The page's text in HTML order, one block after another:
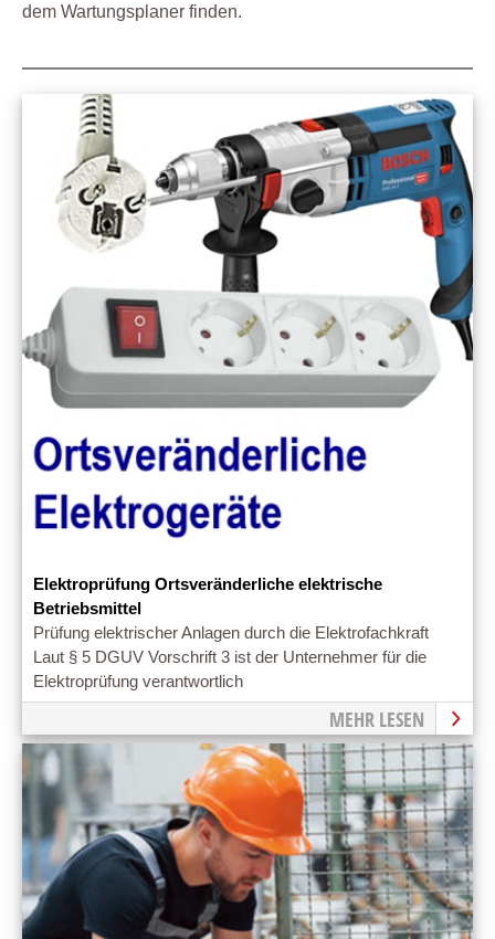
dem Wartungsplaner finden.
Elektroprüfung Ortsveränderliche elektrische
Betriebsmittel
Prüfung elektrischer Anlagen durch die Elektrofachkraft
Laut § 5 DGUV Vorschrift 3 ist der Unternehmer für die
Elektroprüfung verantwortlich
MEHR LESEN